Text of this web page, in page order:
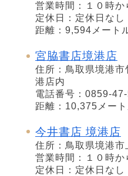
営業時間：１０時か
定休日：定休日なし
距離：9,594メート
宮脇書店境港店
住所：鳥取県境港
港店内
電話番号：0859-
距離：10,375メー
今井書店 境港店
住所：鳥取県境港市
営業時間：１０時か
定休日：定休日なし